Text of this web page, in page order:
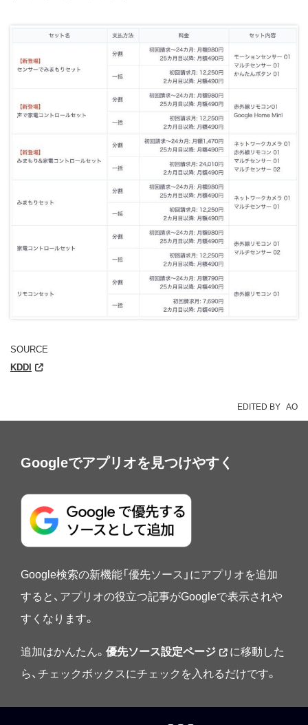
SOURCE
KDDI
EDITED BY AO
Googleでアプリオを見つけやすく
Google検索の新機能「優先ソース」にアプリオを追加
すると、アプリオの役立つ記事がGoogleで表示されや
すくなります。
追加はかんたん。 優先ソース設定ページ
に移動した
ら、チェックボックスにチェックを入れるだけです。